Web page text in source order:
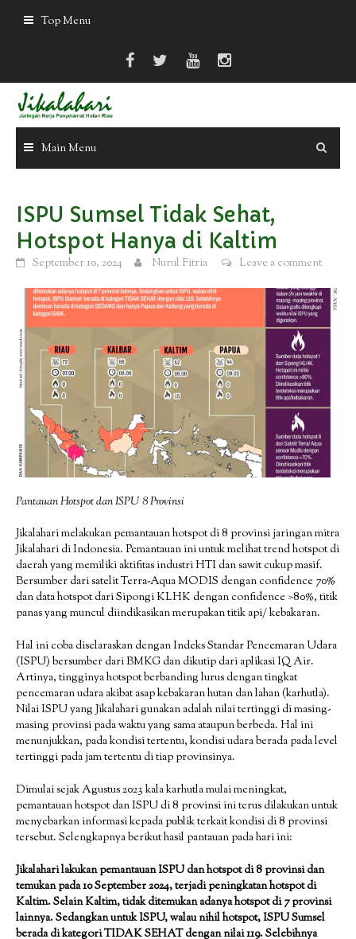
Top Menu
Main Menu
ISPU Sumsel Tidak Sehat,
Hotspot Hanya di Kaltim
September 10, 2024 Nurul Fitria Leave a comment
Pantauan Hotspot dan ISPU 8 Provinsi
Jikalahari melakukan pemantauan hotspot di 8 provinsi jaringan mitra
Jikalahari di Indonesia. Pemantauan ini untuk melihat trend hotspot di
daerah yang memiliki aktifitas industri HTI dan sawit cukup masif.
Bersumber dari satelit Terra-Aqua MODIS dengan confidence 70%
dan data hotspot dari Sipongi KLHK dengan confidence >80%, titik
panas yang muncul diindikasikan merupakan titik api/ kebakaran.
Hal ini coba diselaraskan dengan Indeks Standar Pencemaran Udara
(ISPU) bersumber dari BMKG dan dikutip dari aplikasi IQ Air.
Artinya, tingginya hotspot berbanding lurus dengan tingkat
pencemaran udara akibat asap kebakaran hutan dan lahan (karhutla).
Nilai ISPU yang Jikalahari gunakan adalah nilai tertinggi di masing-
masing provinsi pada waktu yang sama ataupun berbeda. Hal ini
menunjukkan, pada kondisi tertentu, kondisi udara berada pada level
tertinggi pada jam tertentu di tiap provinsinya.
Dimulai sejak Agustus 2023 kala karhutla mulai meningkat,
pemantauan hotspot dan ISPU di 8 provinsi ini terus dilakukan untuk
menyebarkan informasi kepada publik terkait kondisi di 8 provinsi
tersebut. Selengkapnya berikut hasil pantauan pada hari ini:
Jikalahari lakukan pemantauan ISPU dan hotspot di 8 provinsi dan
temukan pada 10 September 2024, terjadi peningkatan hotspot di
Kaltim. Selain Kaltim, tidak ditemukan adanya hotspot di 7 provinsi
lainnya. Sedangkan untuk ISPU, walau nihil hotspot, ISPU Sumsel
berada di kategori TIDAK SEHAT dengan nilai 119. Selebihnya